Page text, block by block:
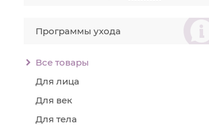
Программы ухода
Все товары
Для лица
Для век
Для тела